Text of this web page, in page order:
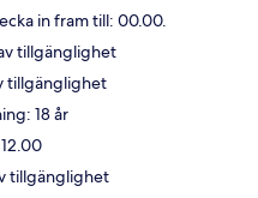
in fram till: 00.00.
tillgänglighet
tillgänglighet
18 år
tillgänglighet